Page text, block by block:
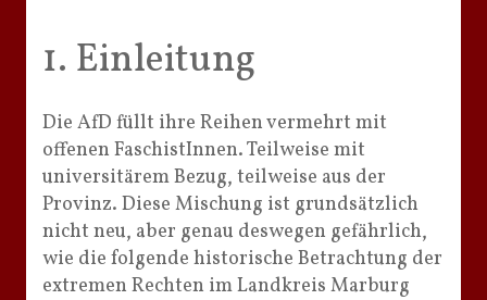
1. Einleitung
Die AfD füllt ihre Reihen vermehrt mit
offenen FaschistInnen. Teilweise mit
universitärem Bezug, teilweise aus der
Provinz. Diese Mischung ist grundsätzlich
nicht neu, aber genau deswegen gefährlich,
wie die folgende historische Betrachtung der
extremen Rechten im Landkreis Marburg